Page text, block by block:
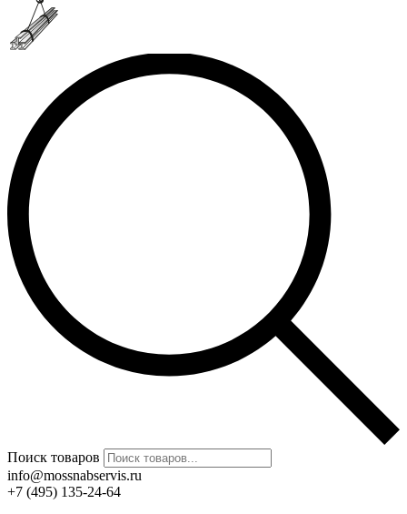
Поиск товаров
info@mossnabservis.ru
+7 (495) 135-24-64